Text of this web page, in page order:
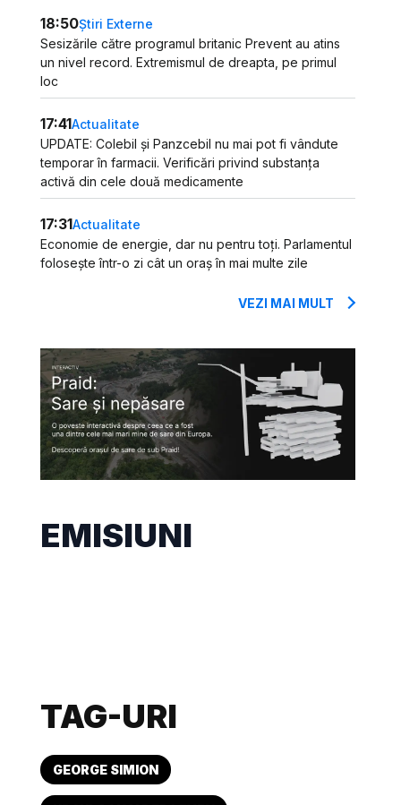
18:50Știri Externe
Sesizările către programul britanic Prevent au atins
un nivel record. Extremismul de dreapta, pe primul
loc
17:41Actualitate
UPDATE: Colebil și Panzcebil nu mai pot fi vândute
temporar în farmacii. Verificări privind substanța
activă din cele două medicamente
17:31Actualitate
Economie de energie, dar nu pentru toți. Parlamentul
folosește într-o zi cât un oraș în mai multe zile
VEZI MAI MULT
EMISIUNI
TAG-URI
GEORGE SIMION